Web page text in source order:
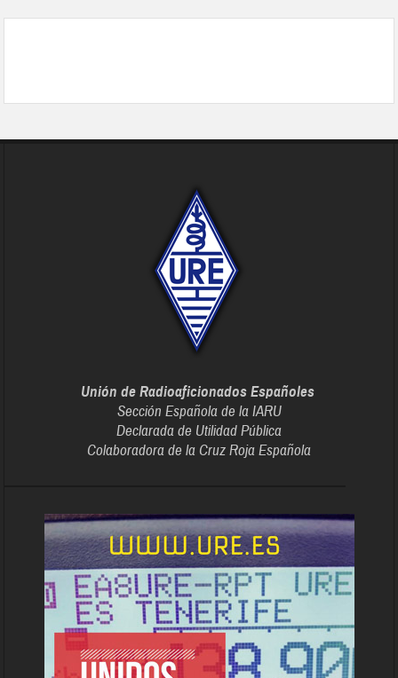
Unión de Radioaficionados Españoles
Sección Española de la IARU
Declarada de Utilidad Pública
Colaboradora de la Cruz Roja Española